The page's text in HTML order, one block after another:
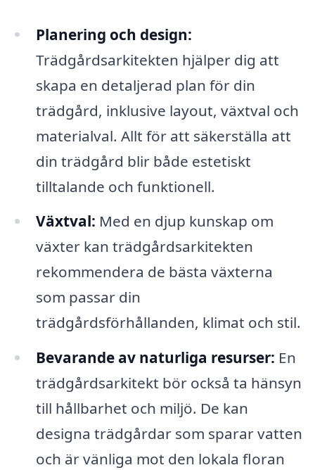
Planering och design:
Trädgårdsarkitekten hjälper dig att
skapa en detaljerad plan för din
trädgård, inklusive layout, växtval och
materialval. Allt för att säkerställa att
din trädgård blir både estetiskt
tilltalande och funktionell.
Växtval: Med en djup kunskap om
växter kan trädgårdsarkitekten
rekommendera de bästa växterna
som passar din
trädgårdsförhållanden, klimat och stil.
Bevarande av naturliga resurser: En
trädgårdsarkitekt bör också ta hänsyn
till hållbarhet och miljö. De kan
designa trädgårdar som sparar vatten
och är vänliga mot den lokala floran